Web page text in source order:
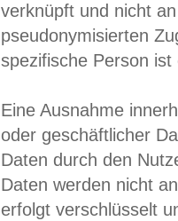
verknüpft und nicht
pseudonymisierten
spezifische Person
Eine Ausnahme
oder geschäftlicher
Daten durch den
Daten werden nicht
erfolgt verschlüsselt